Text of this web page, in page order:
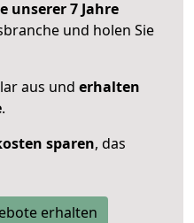
unserer 7 Jahre
und holen Sie
aus und erhalten
.
sparen, das
erhalten